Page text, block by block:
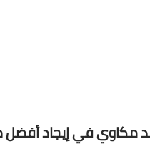
المحاضر محمد مكاوي في